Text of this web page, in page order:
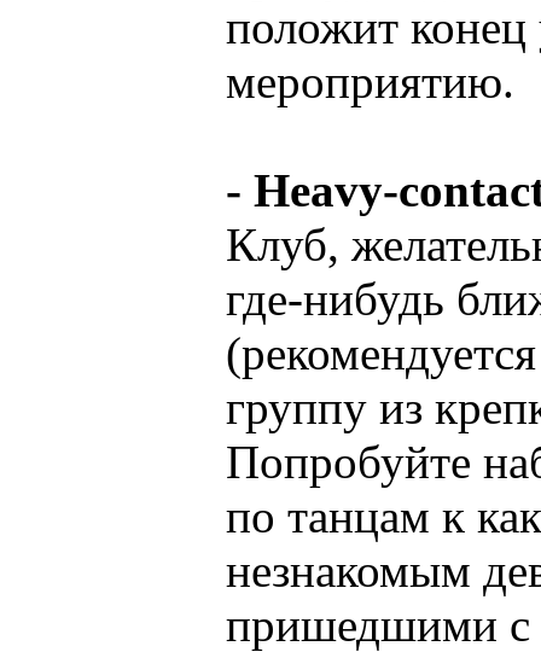
положит конец
мероприятию.
- Heavy-
Клуб,
где-нибудь
группу из
Попробуйте
по танцам к
незнакомым
пришедшими с